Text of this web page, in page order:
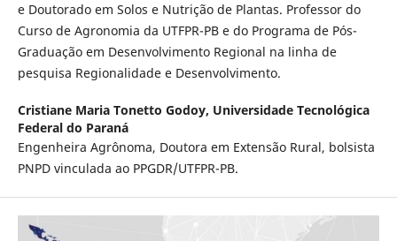
e Doutorado em Solos e Nutrição de Plantas. Professor do
Curso de Agronomia da UTFPR-PB e do Programa de Pós-
Graduação em Desenvolvimento Regional na linha de
pesquisa Regionalidade e Desenvolvimento.
Cristiane Maria Tonetto Godoy, Universidade Tecnológica
Federal do Paraná
Engenheira Agrônoma, Doutora em Extensão Rural, bolsista
PNPD vinculada ao PPGDR/UTFPR-PB.